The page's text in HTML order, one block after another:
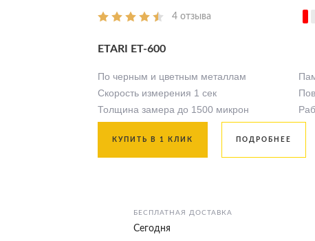
4 отзыва
ETARI ЕТ-600
По черным и цветным металлам
Скорость измерения 1 сек
Толщина замера до 1500 микрон
БЕСПЛАТНАЯ ДОСТАВКА
Сегодня
КУПИТЬ В 1 КЛИК ПОДРОБНЕЕ